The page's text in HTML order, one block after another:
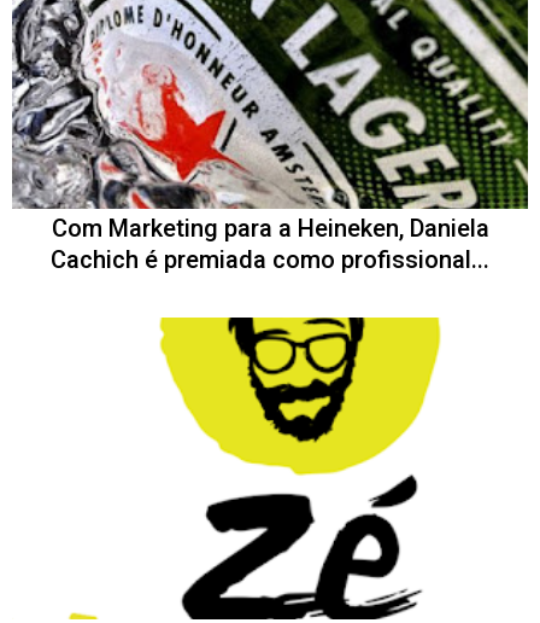
Com Marketing para a Heineken, Daniela
Cachich é premiada como profissional...